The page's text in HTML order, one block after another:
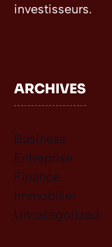
investisseurs.
ARCHIVES
Business
Entreprise
Finance
Immobilier
Uncategorized